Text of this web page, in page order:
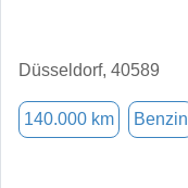
Düsseldorf, 40589
140.000 km Benzin